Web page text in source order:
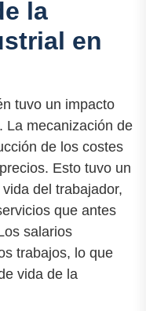
la
en
tuvo un impacto
La mecanización de
de los costes
Esto tuvo un
del trabajador,
que antes
salarios
trabajos, lo que
vida de la